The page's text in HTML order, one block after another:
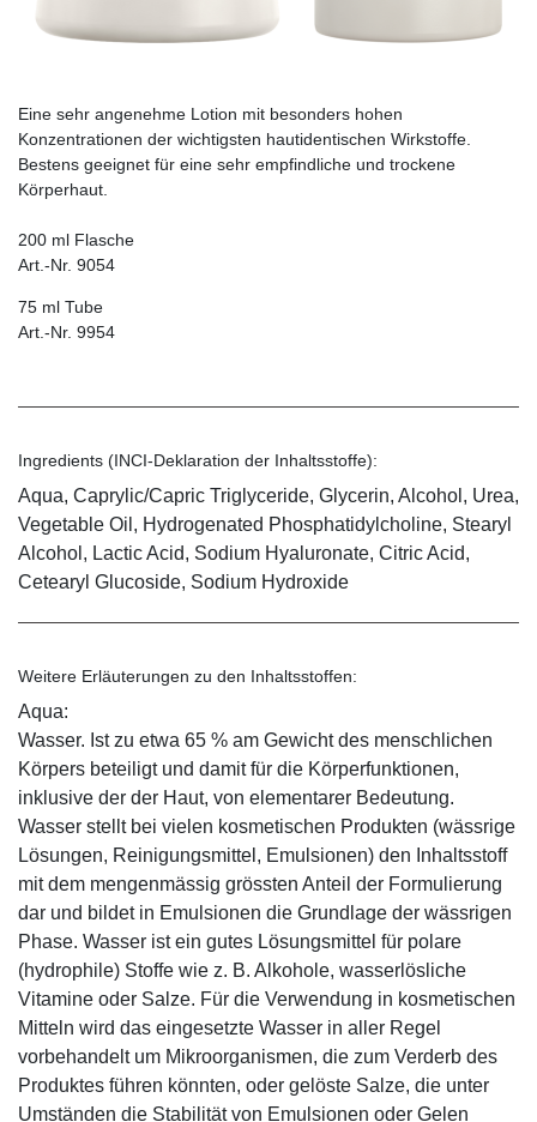
Eine sehr angenehme Lotion mit besonders hohen
Konzentrationen der wichtigsten hautidentischen Wirkstoffe.
Bestens geeignet für eine sehr empfindliche und trockene
Körperhaut.
200 ml Flasche
Art.-Nr. 9054
75 ml Tube
Art.-Nr. 9954
Ingredients (INCI-Deklaration der Inhaltsstoffe):
Aqua, Caprylic/Capric Triglyceride, Glycerin, Alcohol, Urea,
Vegetable Oil, Hydrogenated Phosphatidylcholine, Stearyl
Alcohol, Lactic Acid, Sodium Hyaluronate, Citric Acid,
Cetearyl Glucoside, Sodium Hydroxide
Weitere Erläuterungen zu den Inhaltsstoffen:
Aqua:
Wasser. Ist zu etwa 65 % am Gewicht des menschlichen
Körpers beteiligt und damit für die Körperfunktionen,
inklusive der der Haut, von elementarer Bedeutung.
Wasser stellt bei vielen kosmetischen Produkten (wässrige
Lösungen, Reinigungsmittel, Emulsionen) den Inhaltsstoff
mit dem mengenmässig grössten Anteil der Formulierung
dar und bildet in Emulsionen die Grundlage der wässrigen
Phase. Wasser ist ein gutes Lösungsmittel für polare
(hydrophile) Stoffe wie z. B. Alkohole, wasserlösliche
Vitamine oder Salze. Für die Verwendung in kosmetischen
Mitteln wird das eingesetzte Wasser in aller Regel
vorbehandelt um Mikroorganismen, die zum Verderb des
Produktes führen könnten, oder gelöste Salze, die unter
Umständen die Stabilität von Emulsionen oder Gelen